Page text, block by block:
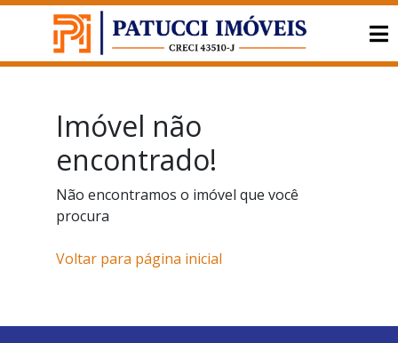
Imóvel não
encontrado!
Não encontramos o imóvel que você
procura
Voltar para página inicial